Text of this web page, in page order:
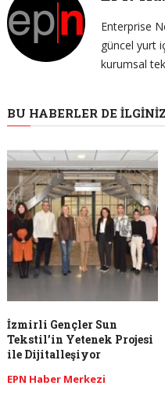
Enterprise
güncel yurt
kurumsal
BU HABERLER DE
İzmirli Gençler Sun
Tekstil’in Yetenek Projesi
ile Dijitalleşiyor
EPN Haber Merkezi